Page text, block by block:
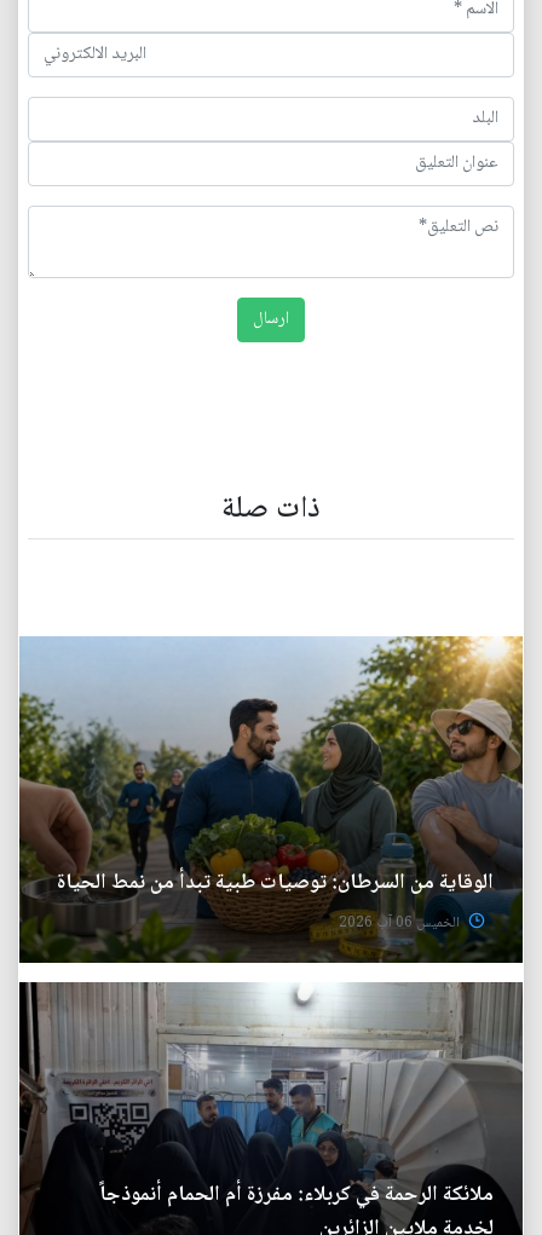
ذات صلة
الوقاية من السرطان: توصيات طبية تبدأ من نمط الحياة
الخميس 06 آب 2026
ملائكة الرحمة في كربلاء: مفرزة أم الحمام أنموذجاً